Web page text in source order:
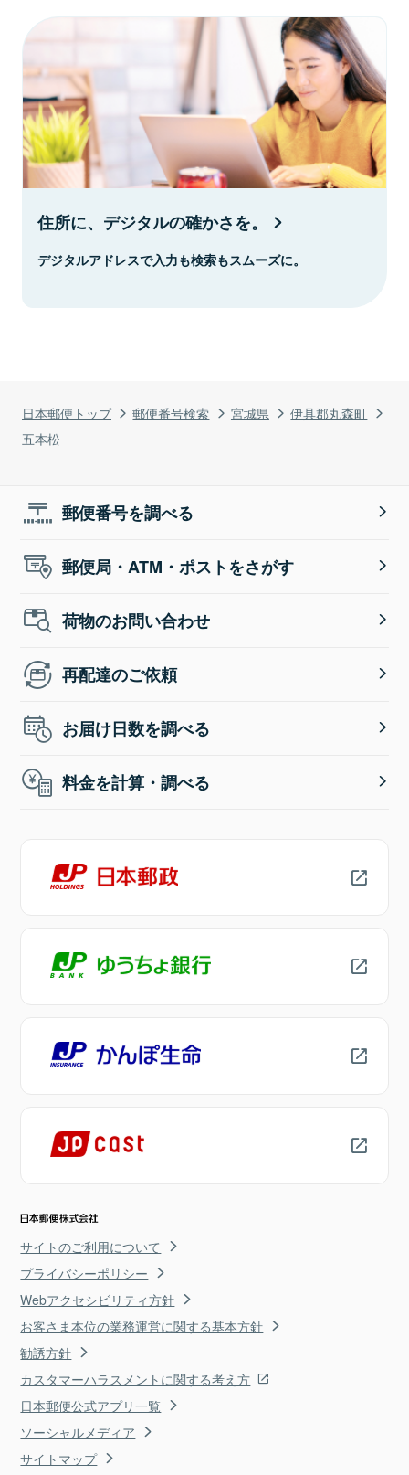
日本郵便トップ 郵便番号検索 宮城県
伊具郡丸森町
五本松
住所に、デジタルの確かさを。
デジタルアドレスで入力も検索もスムーズに。
郵便番号を調べる
郵便局・ATM・ポストをさがす
荷物のお問い合わせ
再配達のご依頼
お届け日数を調べる
料金を計算・調べる
サイトのご利用について
プライバシーポリシー
Webアクセシビリティ方針
お客さま本位の業務運営に関する基本方針
勧誘方針
カスタマーハラスメントに関する考え方
日本郵便公式アプリ一覧
ソーシャルメディア
サイトマップ